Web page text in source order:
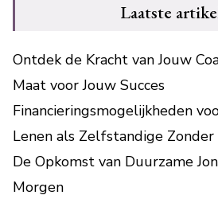
Laatste
Ontdek de Kracht van Jouw
Maat voor Jouw Succes
Financieringsmogelijkheden
Lenen als Zelfstandige
De Opkomst van Duurzame
Morgen